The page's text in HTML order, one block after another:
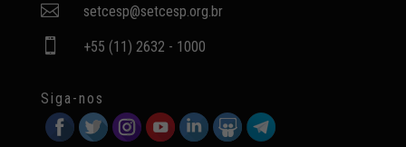
 setcesp@setcesp.org.br
 +55 (11) 2632 - 1000
Siga-nos